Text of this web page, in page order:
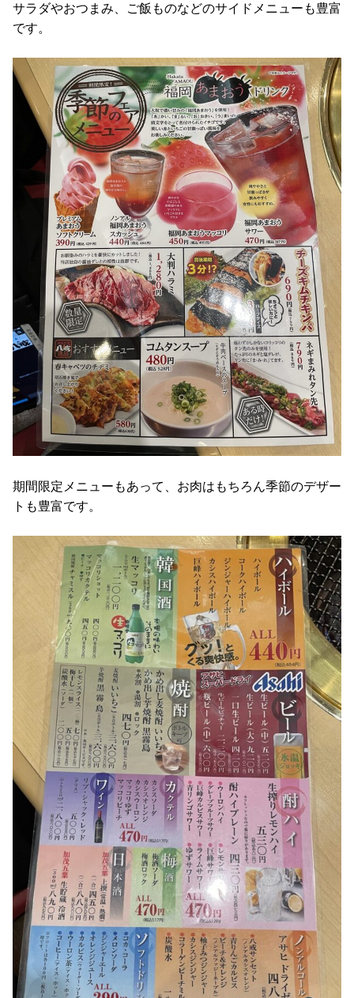
サラダやおつまみ、ご飯ものなどのサイドメニューも豊富
です。
期間限定メニューもあって、お肉はもちろん季節のデザー
トも豊富です。